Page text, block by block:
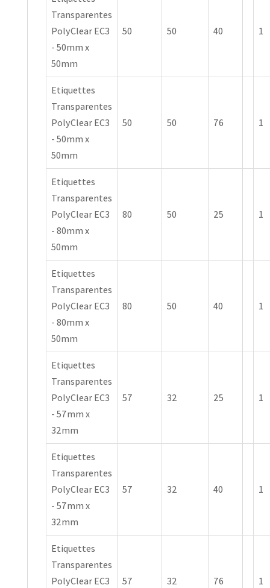
Transparentes
PolyClear EC3
- 50mm x
50mm
50 50 40 1
Etiquettes
Transparentes
PolyClear EC3
- 50mm x
50mm
50 50 76 1
Etiquettes
Transparentes
PolyClear EC3
- 80mm x
50mm
80 50 25 1
Etiquettes
Transparentes
PolyClear EC3
- 80mm x
50mm
80 50 40 1
Etiquettes
Transparentes
PolyClear EC3
- 57mm x
32mm
57 32 25 1
Etiquettes
Transparentes
PolyClear EC3
- 57mm x
32mm
57 32 40 1
Etiquettes
Transparentes
PolyClear EC3
57 32 76 1